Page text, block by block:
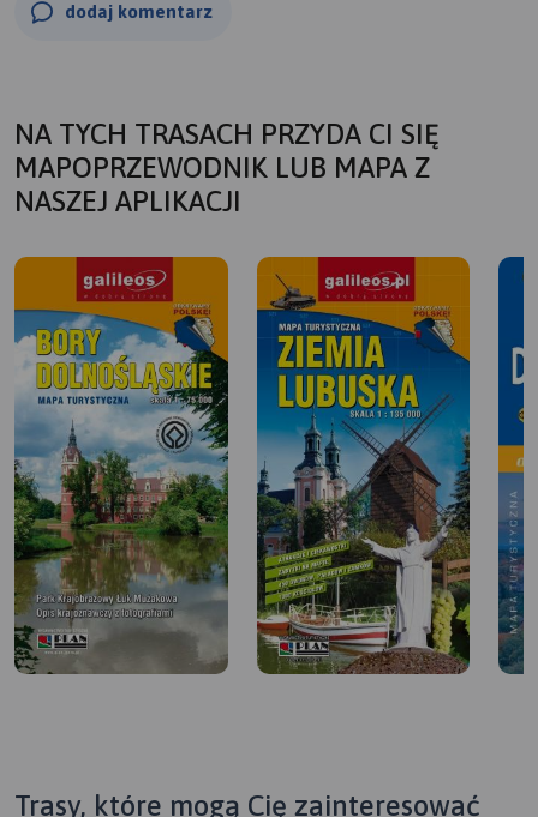
dodaj komentarz
NA TYCH TRASACH PRZYDA CI SIĘ
MAPOPRZEWODNIK LUB MAPA Z
NASZEJ APLIKACJI
Trasy, które mogą Cię zainteresować